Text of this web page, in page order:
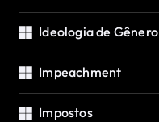
Ideologia de Gênero
Impeachment
Impostos